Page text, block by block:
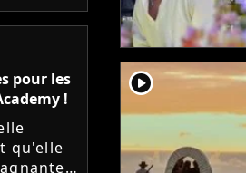
pour les
!
qu'elle
player2